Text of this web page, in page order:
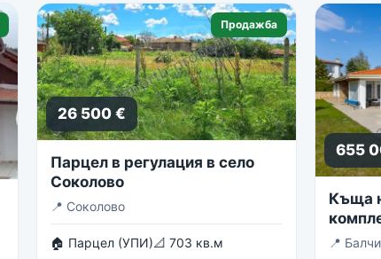
Продажба
26 500 €
Парцел в регулация в село
Соколово
📍 Соколово
🏠 Парцел (УПИ)📐 703 кв.м
655
Къща
📍